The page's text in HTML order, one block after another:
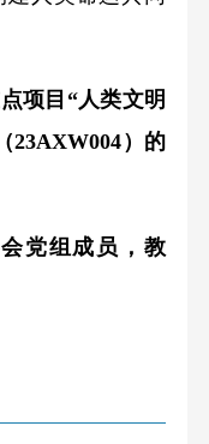
项目“人类文明
23AXW004）的
党组成员，教